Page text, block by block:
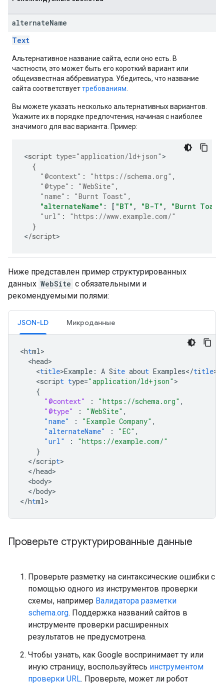
alternateName
Text
Альтернативное название сайта, если оно есть. В
частности, это может быть его короткий вариант или
общеизвестная аббревиатура. Убедитесь, что название
сайта соответствуеттребованиям
Вы можете указать несколько альтернативных вариантов.
Укажите их в порядке предпочтения, начиная с наиболее
значимого для вас варианта. Пример:
<script type="application/ld+json"
{
"@context" : "https://schema.org" ,
"@type" : "WebSite" ,
"name" : "Burnt Toast" ,
"alternateName" : [ "BT" , "B-T" ,
"Burnt Toast
"url" :
"https://www.example.com/"
}
</script>
Ниже представлен пример структурированных
данных WebSite с обязательными и
рекомендуемыми полями:
JSON-LD Микроданные
<html
<head
<title>Example : A Site about Examples</title
<script type="application/ld+json"
{
"@context"
: "https://schema.org" ,
"@type"
: "WebSite" ,
"name"
: "Example Company" ,
"alternateName"
: "EC" ,
"url"
:
"https://example.com/"
}
</script
</head
<body
</body>
</html>
Проверьте структурированные данные
Проверьте разметку на синтаксические ошибки с
помощью одного из инструментов проверки
схемы, например Валидатора разметки
schema.org. Поддержка названий сайтов в
инструменте проверки расширенных
результатов не предусмотрена.
Чтобы узнать, как Google воспринимает ту или
иную страницу, воспользуйтесь инструментом
проверки URL. Проверьте, может ли робот